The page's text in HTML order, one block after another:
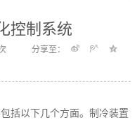
控制系统
分享至：
以下几个方面。制冷装置